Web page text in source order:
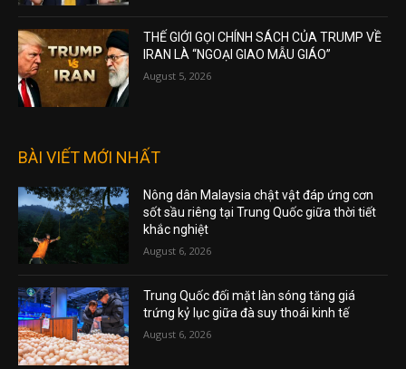
THẾ GIỚI GỌI CHÍNH SÁCH CỦA TRUMP VỀ
IRAN LÀ “NGOẠI GIAO MẪU GIÁO”
August 5, 2026
BÀI VIẾT MỚI NHẤT
Nông dân Malaysia chật vật đáp ứng cơn
sốt sầu riêng tại Trung Quốc giữa thời tiết
khắc nghiệt
August 6, 2026
Trung Quốc đối mặt làn sóng tăng giá
trứng kỷ lục giữa đà suy thoái kinh tế
August 6, 2026